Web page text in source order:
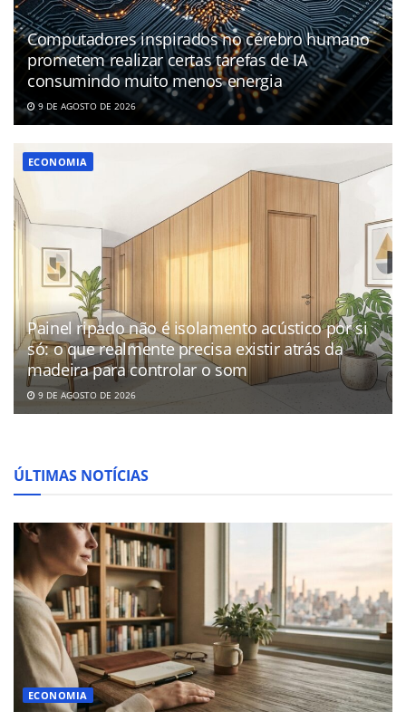
Computadores inspirados no cérebro humano
prometem realizar certas tarefas de IA
consumindo muito menos energia
9 DE AGOSTO DE 2026
ECONOMIA
Painel ripado não é isolamento acústico por si
só: o que realmente precisa existir atrás da
madeira para controlar o som
9 DE AGOSTO DE 2026
ÚLTIMAS NOTÍCIAS
ECONOMIA